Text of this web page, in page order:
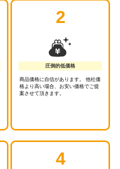
2
圧倒的低価格
商品価格に自信があります。 他社価
格より高い場合、お安い価格でご提
案させて頂きます。
4